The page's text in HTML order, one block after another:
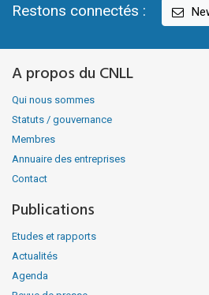
Restons connectés :
A propos du CNLL
Qui nous sommes
Statuts / gouvernance
Membres
Annuaire des entreprises
Contact
Publications
Etudes et rapports
Actualités
Agenda